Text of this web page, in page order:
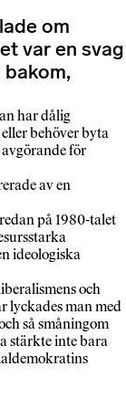
om
var en svag
har dålig
behöver byta
för
av en
på 1980-talet
ideologiska
och
lyckades man med
så småningom
stärkte inte bara